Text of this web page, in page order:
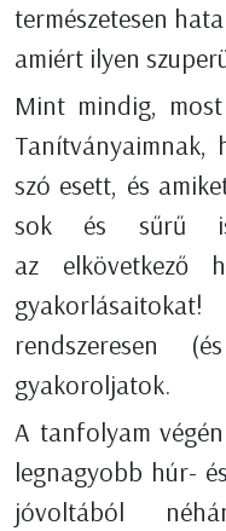
természetesen
amiért ilyen
Mint mindig,
szó esett, és
sok és sűrű
az elkövetkező
rendszeresen
gyakoroljatok.
A tanfolyam
legnagyobb húr-
jóvoltából